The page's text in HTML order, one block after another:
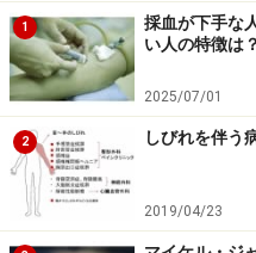
手の長さは約10～15cm
や好みに合わせて2～4cm
する光りを放つ部分は、
格によって、長さや太さを
1
採血が下手な
い人の特徴は？
2025/07/01
2 しびれを伴う
2019/04/23